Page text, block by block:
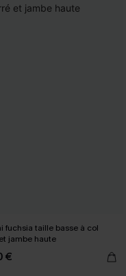
fuchsia taille basse à col
jambe haute
€